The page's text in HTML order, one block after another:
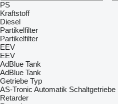
PS
Kraftstoff
Diesel
Partikelfilter
Partikelfilter
EEV
EEV
AdBlue Tank
AdBlue Tank
Getriebe Typ
AS-Tronic Automatik Schaltgetriebe
Retarder